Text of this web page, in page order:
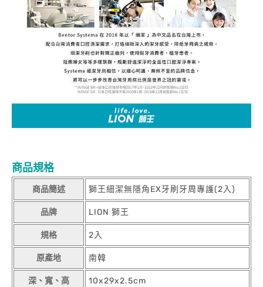
商品規格
商品簡述 獅王細潔無隱角EX牙刷牙周專護(2入)
品牌 LION 獅王
規格 2入
原產地 南韓
深、寬、高 10x29x2.5cm